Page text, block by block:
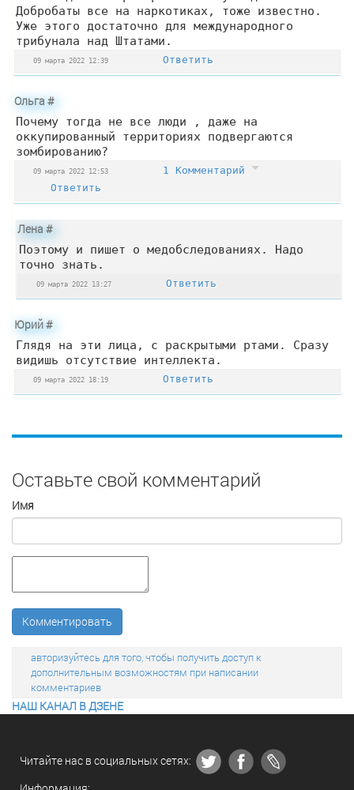
Добробаты все на наркотиках, тоже известно.
Уже этого достаточно для международного
трибунала над Штатами.
09 марта 2022 12:39 Ответить
Ольга#
Почему тогда не все люди , даже на
оккупированный территориях подвергаются
зомбированию?
09 марта 2022 12:53
1 Комментарий
Ответить
Лена#
Поэтому и пишет о медобследованиях. Надо
точно знать.
09 марта 2022 13:27 Ответить
Юрий#
Глядя на эти лица, с раскрытыми ртами. Сразу
видишь отсутствие интеллекта.
09 марта 2022 18:19 Ответить
Оставьте свой комментарий
Имя
Комментировать
авторизуйтесь для того, чтобы получить доступ к
дополнительным возможностям при написании
комментариев
НАШ КАНАЛ В ДЗЕНЕ
Читайте нас в социальных сетях: